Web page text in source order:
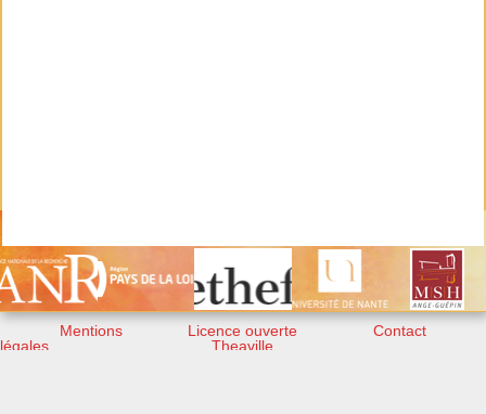
Mentions
légales
Licence ouverte
Theaville
Contact